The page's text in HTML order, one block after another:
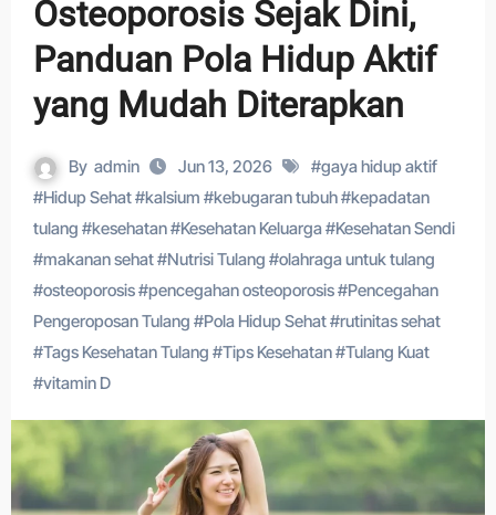
Osteoporosis Sejak Dini,
Panduan Pola Hidup Aktif
yang Mudah Diterapkan
By admin Jun 13, 2026 #gaya hidup aktif
#Hidup Sehat#kalsium #kebugaran tubuh#kepadatan
tulang #kesehatan#Kesehatan Keluarga#Kesehatan Sendi
#makanan sehat#Nutrisi Tulang #olahraga untuk tulang
#osteoporosis#pencegahan osteoporosis#Pencegahan
Pengeroposan Tulang #Pola Hidup Sehat#rutinitas sehat
#Tags Kesehatan Tulang #Tips Kesehatan#Tulang Kuat
#vitamin D